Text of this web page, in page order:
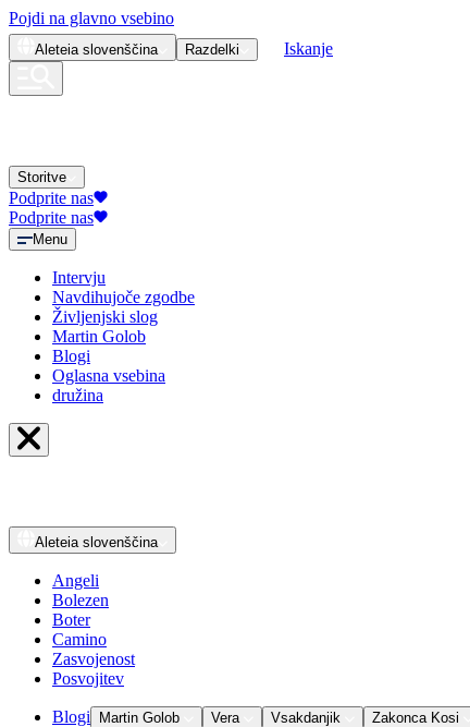
Pojdi na glavno vsebino
Aleteia slovenščina Razdelki Iskanje
Storitve
Podprite nas
Podprite nas
Menu
Intervju
Navdihujoče zgodbe
Življenjski slog
Martin Golob
Blogi
Oglasna vsebina
družina
Aleteia slovenščina
Angeli
Bolezen
Boter
Camino
Zasvojenost
Posvojitev
Blogi Martin Golob Vera Vsakdanjik Zakonca Kosi